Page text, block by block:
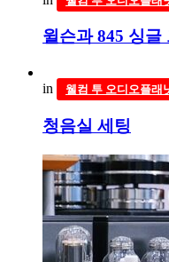
윌슨과 845 싱글
in 웰컴 투 오디오플래
청음실 세팅